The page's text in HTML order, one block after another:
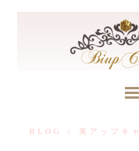
BLOG 美アップキ